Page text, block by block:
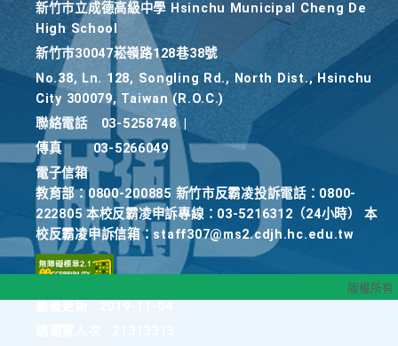
新竹巿立成德高級中學 Hsinchu Municipal Cheng De
High School
新竹巿30047崧嶺路128巷38號
No.38, Ln. 128, Songling Rd., North Dist., Hsinchu
City 300079, Taiwan (R.O.C.)
聯絡電話
03-5258748
傳真
03-5266049
電子信箱
教育部：0800-200885 新竹市反霸凌投訴電話：0800-
222805 本校反霸凌申訴專線：03-5216312（24小時） 本
校反霸凌申訴信箱：staff307@ms2.cdjh.hc.edu.tw
版權所有